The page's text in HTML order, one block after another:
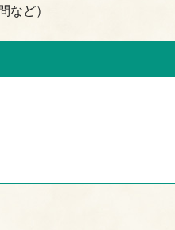
など）